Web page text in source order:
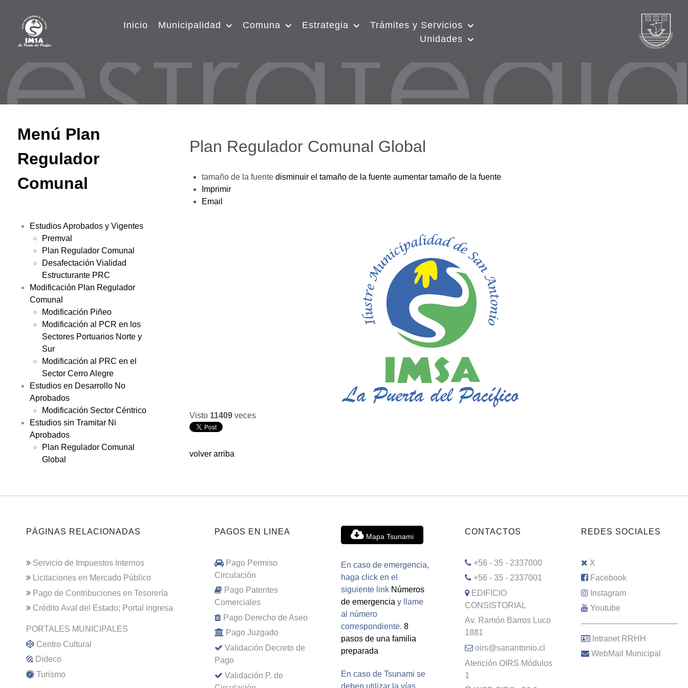
Inicio Municipalidad Comuna Estrategia
Trámites y Servicios
Unidades
Menú Plan
Regulador
Comunal
Estudios Aprobados y Vigentes
Premval
Plan Regulador Comunal
Desafectación Vialidad
Estructurante PRC
Modificación Plan Regulador
Comunal
Modificación Piñeo
Modificación al PCR en los
Sectores Portuarios Norte y
Sur
Modificación al PRC en el
Sector Cerro Alegre
Estudios en Desarrollo No
Aprobados
Modificación Sector Céntrico
Estudios sin Tramitar Ni
Aprobados
Plan Regulador Comunal
Global
Plan Regulador Comunal Global
tamaño de la fuente disminuir el tamaño de la fuente aumentar tamaño de la fuente
Imprimir
Email
Visto 11409 veces
volver arriba
PÁGINAS RELACIONADAS
Servicio de Impuestos Internos
Licitaciones en Mercado Público
Pago de Contribuciones en Tesorería
Crédito Aval del Estado; Portal ingresa
PORTALES MUNICIPALES
Centro Cultural
Dideco
Turismo
PAGOS EN LINEA
Pago Permiso
Circulación
Pago Patentes
Comerciales
Pago Derecho de Aseo
Pago Juzgado
Validación Decreto de
Pago
Validación P. de
Mapa Tsunami
En caso de emergencia,
haga click en el
siguiente link Números
de emergencia y llame
al número
correspondiente. 8
pasos de una familia
preparada
En caso de Tsunami se
deben utilizar la vías
CONTACTOS
+56 - 35 - 2337000
+56 - 35 - 2337001
EDIFICIO
CONSISTORIAL
Av. Ramón Barros Luco
1881
oirs@sanantonio.cl
Atención OIRS Módulos
1
REDES SOCIALES
X
Facebook
Instagram
Youtube
–––––––––––––––––––––
Intranet RRHH
WebMail Municipal